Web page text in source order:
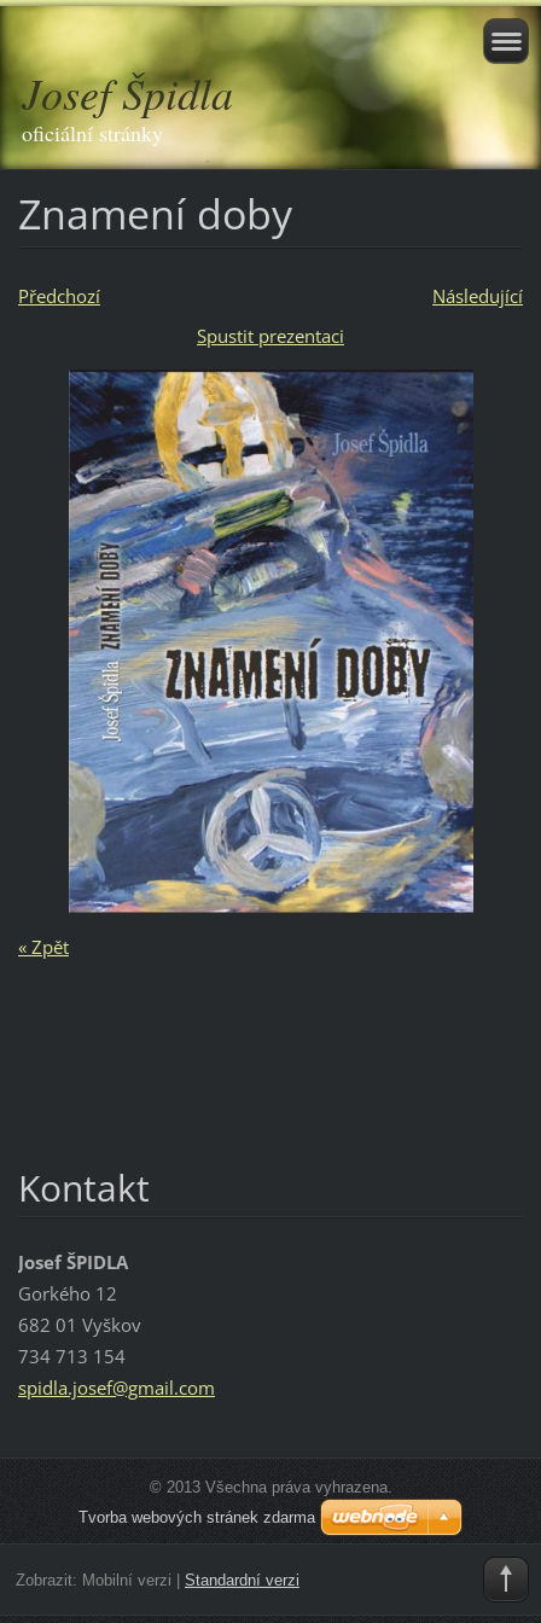
Josef Špidla
oficiální stránky
Znamení doby
Předchozí
Následující
Spustit prezentaci
« Zpět
Kontakt
Josef ŠPIDLA
Gorkého 12
682 01 Vyškov
734 713 154
spidla.josef@gmail.com
© 2013 Všechna práva vyhrazena.
Tvorba webových stránek zdarma
Zobrazit: Mobilní verzi Standardní verzi